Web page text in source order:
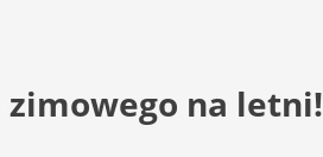
zimowego na letni!